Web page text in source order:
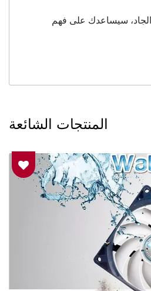
هذا هو منتج TITAN RV الجاد، سيساعدك على فهم
المنتجات الشائعة